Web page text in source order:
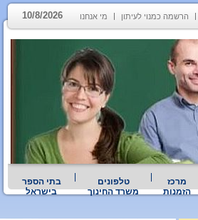
הרשמה כמנוי לעיתון מי אנחנו 10/8/2026
מרכז
הזמנות
טלפונים
משרד החינוך
בתי הספר
בישראל